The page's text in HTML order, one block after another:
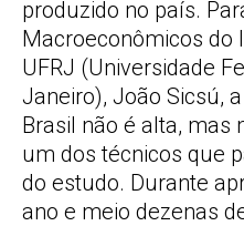
produzido no país.
Macroeconômicos do
UFRJ (Universidade
Janeiro), João Sicsú,
Brasil não é alta, mas
um dos técnicos que
do estudo. Durante
ano e meio dezenas